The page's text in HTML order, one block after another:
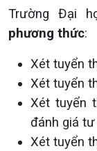
Trường Đại
phương thức:
Xét tuyển
Xét tuyển
Xét tuyển
đánh giá tư
Xét tuyển